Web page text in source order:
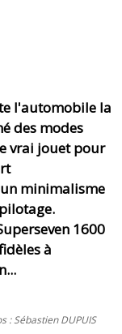
l'automobile la
des modes
vrai jouet pour
minimalisme
1600
à
: Sébastien DUPUIS